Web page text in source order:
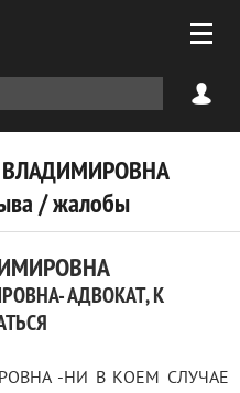
ВЛАДИМИРОВНА
/ жалобы
АДВОКАТ, К
-НИ В КОЕМ СЛУЧАЕ